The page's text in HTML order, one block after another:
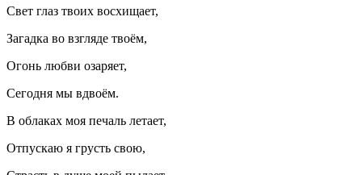
Свет глаз твоих восхищает,
Загадка во взгляде твоём,
Огонь любви озаряет,
Сегодня мы вдвоём.
В облаках моя печаль летает,
Отпускаю я грусть свою,